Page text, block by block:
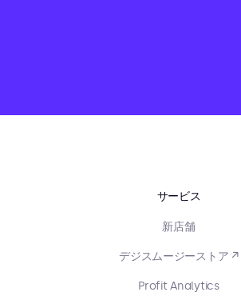
サービス
新店舗
デジスムージーストア ↗
Profit Analytics